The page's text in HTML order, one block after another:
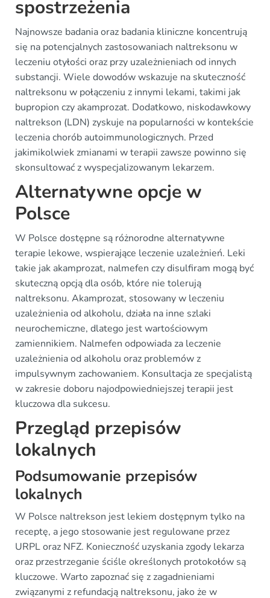
spostrzeżenia
Najnowsze badania oraz badania kliniczne koncentrują
się na potencjalnych zastosowaniach naltreksonu w
leczeniu otyłości oraz przy uzależnieniach od innych
substancji. Wiele dowodów wskazuje na skuteczność
naltreksonu w połączeniu z innymi lekami, takimi jak
bupropion czy akamprozat. Dodatkowo, niskodawkowy
naltrekson (LDN) zyskuje na popularności w kontekście
leczenia chorób autoimmunologicznych. Przed
jakimikolwiek zmianami w terapii zawsze powinno się
skonsultować z wyspecjalizowanym lekarzem.
Alternatywne opcje w
Polsce
W Polsce dostępne są różnorodne alternatywne
terapie lekowe, wspierające leczenie uzależnień. Leki
takie jak akamprozat, nalmefen czy disulfiram mogą być
skuteczną opcją dla osób, które nie tolerują
naltreksonu. Akamprozat, stosowany w leczeniu
uzależnienia od alkoholu, działa na inne szlaki
neurochemiczne, dlatego jest wartościowym
zamiennikiem. Nalmefen odpowiada za leczenie
uzależnienia od alkoholu oraz problemów z
impulsywnym zachowaniem. Konsultacja ze specjalistą
w zakresie doboru najodpowiedniejszej terapii jest
kluczowa dla sukcesu.
Przegląd przepisów
lokalnych
Podsumowanie przepisów
lokalnych
W Polsce naltrekson jest lekiem dostępnym tylko na
receptę, a jego stosowanie jest regulowane przez
URPL oraz NFZ. Konieczność uzyskania zgody lekarza
oraz przestrzeganie ściśle określonych protokołów są
kluczowe. Warto zapoznać się z zagadnieniami
związanymi z refundacją naltreksonu, jako że w